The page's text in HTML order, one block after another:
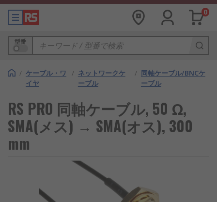
0
型番
/ ケーブル・ワ
イヤ
/ ネットワークケ
ーブル
/ 同軸ケーブル/BNCケ
ーブル
RS PRO 同軸ケーブル, 50 Ω,
SMA(メス) → SMA(オス), 300
mm